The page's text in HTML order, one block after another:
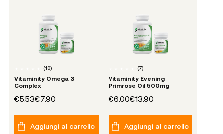
(10)
Vitaminity Omega 3
Complex
€5.53€7.90
Aggiungi al carrello
(7)
Vitaminity Evening
Primrose Oil 500mg
€6.00€13.90
Aggiungi al carrello